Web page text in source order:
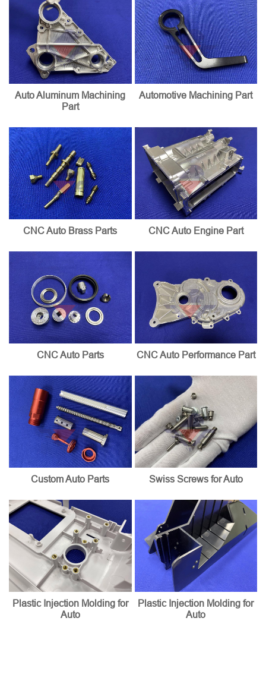
Auto Aluminum Machining
Part
Automotive Machining Part
CNC Auto Brass Parts CNC Auto Engine Part
CNC Auto Parts CNC Auto Performance Part
Custom Auto Parts Swiss Screws for Auto
Plastic Injection Molding for
Auto
Plastic Injection Molding for
Auto